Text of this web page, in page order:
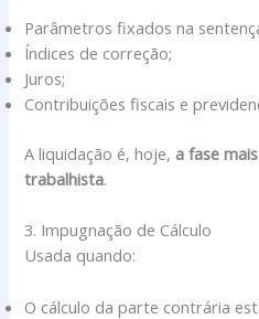
Parâmetros fixados na
Índices de correção;
Juros;
Contribuições fiscais e
A liquidação é, hoje, a fase
trabalhista.
3. Impugnação de Cálculo
Usada quando:
O cálculo da parte contrária